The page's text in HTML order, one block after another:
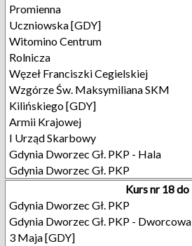
Promienna
Uczniowska [GDY]
Witomino Centrum
Rolnicza
Węzeł Franciszki Cegielskiej
Wzgórze Św. Maksymiliana SKM
Kilińskiego [GDY]
Armii Krajowej
I Urząd Skarbowy
Gdynia Dworzec Gł. PKP - Hala
Gdynia Dworzec Gł. PKP
Kurs nr 18 do
Gdynia Dworzec Gł. PKP
Gdynia Dworzec Gł. PKP - Dworcowa
3 Maja [GDY]